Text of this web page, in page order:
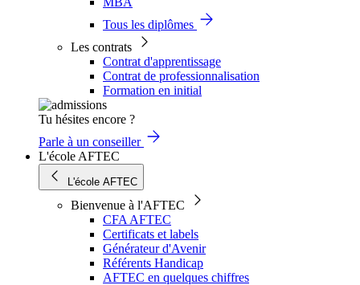
Tous les diplômes
Les contrats
Contrat d'apprentissage
Contrat de professionnalisation
Formation en initial
Tu hésites encore ?
Parle à un conseiller
L'école AFTEC
L'école AFTEC
Bienvenue à l'AFTEC
CFA AFTEC
Certificats et labels
Générateur d'Avenir
Référents Handicap
AFTEC en quelques chiffres